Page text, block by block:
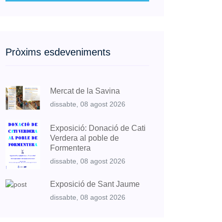
Pròxims esdeveniments
Mercat de la Savina
dissabte, 08 agost 2026
Exposició: Donació de Cati
Verdera al poble de
Formentera
dissabte, 08 agost 2026
Exposició de Sant Jaume
dissabte, 08 agost 2026